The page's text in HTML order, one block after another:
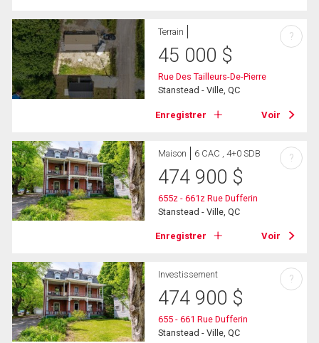
Terrain
45 000 $
Rue Des Tailleurs-De-Pierre
Stanstead - Ville, QC
Enregistrer Voir
?
Maison 6 CAC , 4+0 SDB
474 900 $
655z - 661z Rue Dufferin
Stanstead - Ville, QC
Enregistrer Voir
?
Investissement
474 900 $
655 - 661 Rue Dufferin
Stanstead - Ville, QC
?